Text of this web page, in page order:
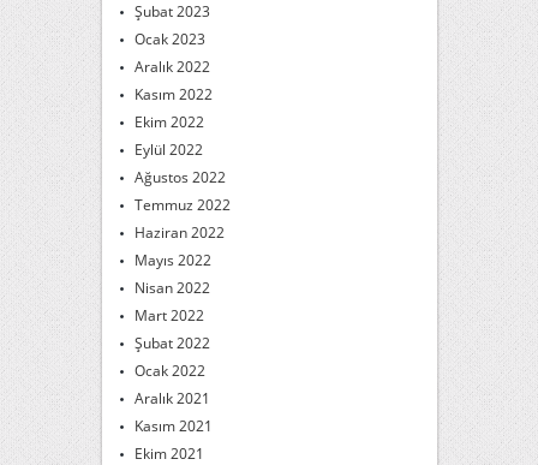
Şubat 2023
Ocak 2023
Aralık 2022
Kasım 2022
Ekim 2022
Eylül 2022
Ağustos 2022
Temmuz 2022
Haziran 2022
Mayıs 2022
Nisan 2022
Mart 2022
Şubat 2022
Ocak 2022
Aralık 2021
Kasım 2021
Ekim 2021